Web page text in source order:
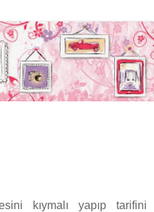
kıymalı yapıp tarifini